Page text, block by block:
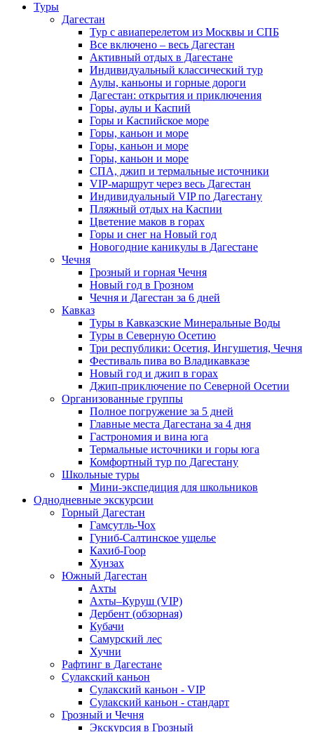
Туры
Дагестан
Тур с авиаперелетом из Москвы и СПБ
Все включено – весь Дагестан
Активный отдых в Дагестане
Индивидуальный классический тур
Аулы, каньоны и горные дороги
Дагестан: открытия и приключения
Горы, аулы и Каспий
Горы и Каспийское море
Горы, каньон и море
Горы, каньон и море
Горы, каньон и море
СПА, джип и термальные источники
VIP-маршрут через весь Дагестан
Индивидуальный VIP по Дагестану
Пляжный отдых на Каспии
Цветение маков в горах
Горы и снег на Новый год
Новогодние каникулы в Дагестане
Чечня
Грозный и горная Чечня
Новый год в Грозном
Чечня и Дагестан за 6 дней
Кавказ
Туры в Кавказские Минеральные Воды
Туры в Северную Осетию
Три республики: Осетия, Ингушетия, Чечня
Фестиваль пива во Владикавказе
Новый год и джип в горах
Джип-приключение по Северной Осетии
Организованные группы
Полное погружение за 5 дней
Главные места Дагестана за 4 дня
Гастрономия и вина юга
Термальные источники и горы юга
Комфортный тур по Дагестану
Школьные туры
Мини-экспедиция для школьников
Однодневные экскурсии
Горный Дагестан
Гамсутль-Чох
Гуниб-Салтинское ущелье
Кахиб-Гоор
Хунзах
Южный Дагестан
Ахты
Ахты–Куруш (VIP)
Дербент (обзорная)
Кубачи
Самурский лес
Хучни
Рафтинг в Дагестане
Сулакский каньон
Сулакский каньон - VIP
Сулакский каньон - стандарт
Грозный и Чечня
Экскурсия в Грозный